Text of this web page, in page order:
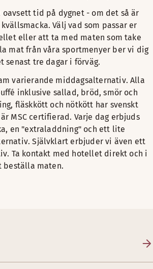
tid på dygnet - om det så är
Välj vad som passar er
eller att ta med maten som take
mat från våra sportmenyer ber vi dig
tre dagar i förväg.
varierande middagsalternativ. Alla
inklusive sallad, bröd, smör och
fläskkött och nötkött har svenskt
MSC certifierad. Varje dag erbjuds
en "extraladdning" och ett lite
Självklart erbjuder vi även ett
Ta kontakt med hotellet direkt och i
beställa maten.​